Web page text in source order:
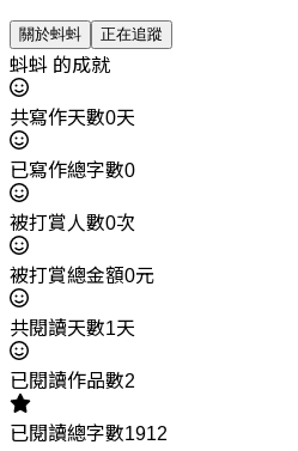
關於蚪蚪 正在追蹤
蚪蚪 的成就
共寫作天數0天
已寫作總字數0
被打賞人數0次
被打賞總金額0元
共閱讀天數1天
已閱讀作品數2
已閱讀總字數1912